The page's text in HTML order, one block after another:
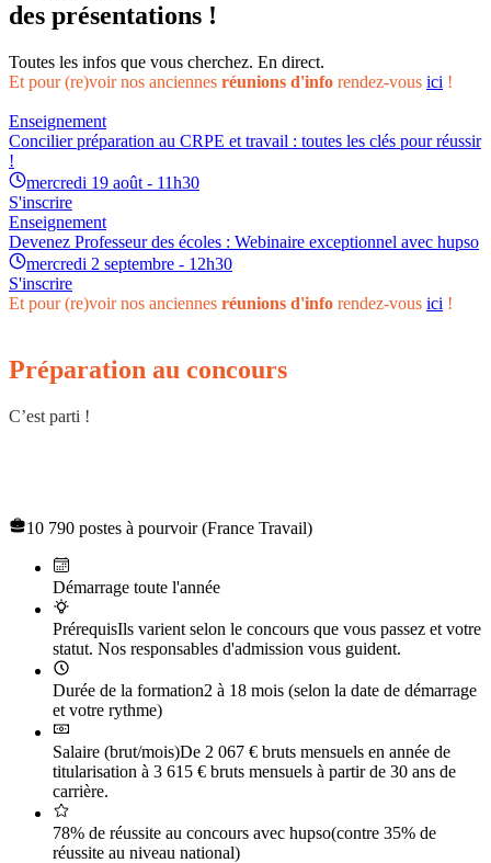
des présentations !
Toutes les infos que vous cherchez. En direct.
Et pour (re)voir nos anciennes réunions d'info rendez-vous ici !
Enseignement
Concilier préparation au CRPE et travail : toutes les clés pour réussir
!
mercredi 19 août - 11h30
S'inscrire
Enseignement
Devenez Professeur des écoles : Webinaire exceptionnel avec hupso
mercredi 2 septembre - 12h30
S'inscrire
Et pour (re)voir nos anciennes réunions d'info rendez-vous ici !
Préparation au concours
C’est parti !
10 790 postes à pourvoir (France Travail)
Démarrage toute l'année
PrérequisIls varient selon le concours que vous passez et votre
statut. Nos responsables d'admission vous guident.
Durée de la formation2 à 18 mois (selon la date de démarrage
et votre rythme)
Salaire (brut/mois)De 2 067 € bruts mensuels en année de
titularisation à 3 615 € bruts mensuels à partir de 30 ans de
carrière.
78% de réussite au concours avec hupso(contre 35% de
réussite au niveau national)